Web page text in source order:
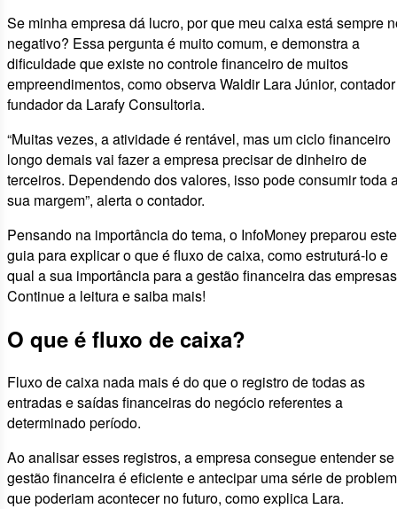
Se minha empresa dá lucro, por que meu caixa está sempre
negativo? Essa pergunta é muito comum, e demonstra a
dificuldade que existe no controle financeiro de muitos
empreendimentos, como observa Waldir Lara Júnior,
fundador da Larafy Consultoria.
“Muitas vezes, a atividade é rentável, mas um ciclo financeiro
longo demais vai fazer a empresa precisar de dinheiro de
terceiros. Dependendo dos valores, isso pode consumir toda
sua margem”, alerta o contador.
Pensando na importância do tema, o InfoMoney preparou este
guia para explicar o que é fluxo de caixa, como estruturá-lo e
qual a sua importância para a gestão financeira das
Continue a leitura e saiba mais!
O que é fluxo de caixa?
Fluxo de caixa nada mais é do que o registro de todas as
entradas e saídas financeiras do negócio referentes a
determinado período.
Ao analisar esses registros, a empresa consegue entender
gestão financeira é eficiente e antecipar uma série de
que poderiam acontecer no futuro, como explica Lara.